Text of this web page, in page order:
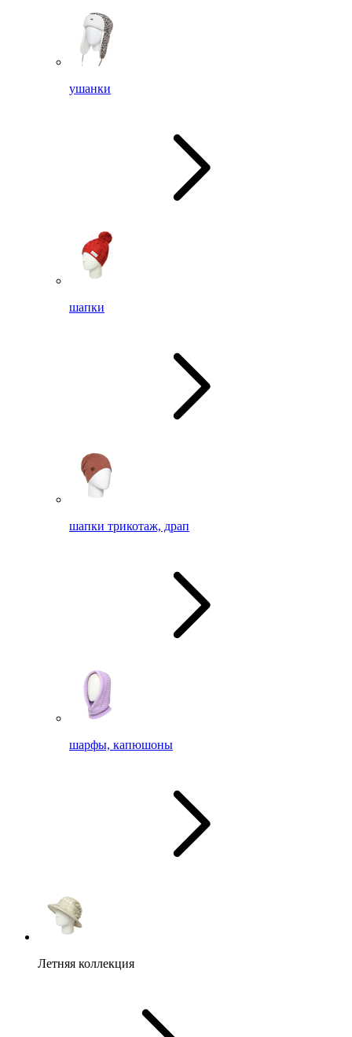
ушанки
шапки
шапки трикотаж, драп
шарфы, капюшоны
Летняя коллекция